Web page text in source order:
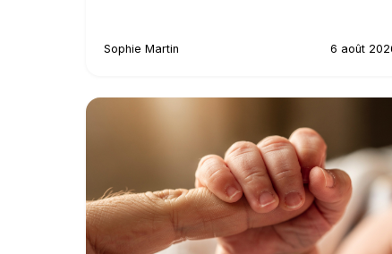
Sophie Martin 6 août